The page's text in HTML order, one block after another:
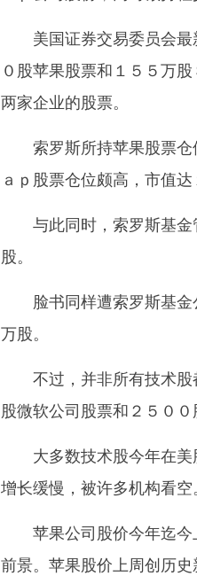
美国证券交易委员会最
０股苹果股票和１５５万
两家企业的股票。
索罗斯所持苹果股票仓
ａｐ股票仓位颇高，市值达
与此同时，索罗斯基金
股。
脸书同样遭索罗斯基金
万股。
不过，并非所有技术股
股微软公司股票和２５００
大多数技术股今年在美
增长缓慢，被许多机构看
苹果公司股价今年迄今
前景。苹果股价上周创历史